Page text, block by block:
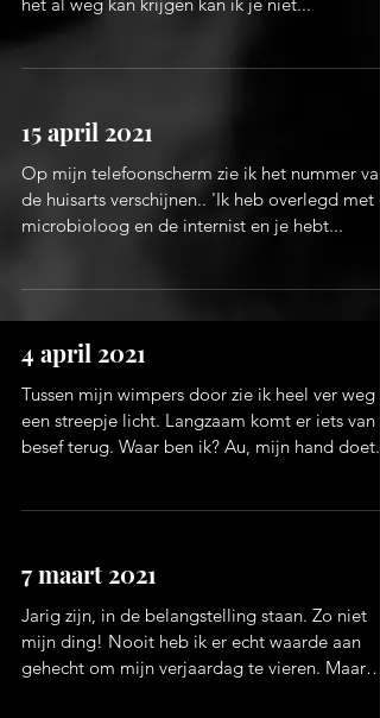
15 april 2021
Op mijn telefoonscherm zie ik het nummer van
de huisarts verschijnen.. 'Ik heb overlegd met
microbioloog en de internist en je hebt...
4 april 2021
Tussen mijn wimpers door zie ik heel ver weg
een streepje licht. Langzaam komt er iets van
besef terug. Waar ben ik? Au, mijn hand doet...
7 maart 2021
Jarig zijn, in de belangstelling staan. Zo niet
mijn ding! Nooit heb ik er echt waarde aan
gehecht om mijn verjaardag te vieren. Maar